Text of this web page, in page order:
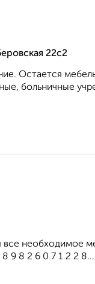
22с2
Остается
больничные
необходимое
9 8 2 6 0 7 1 2 2 8...